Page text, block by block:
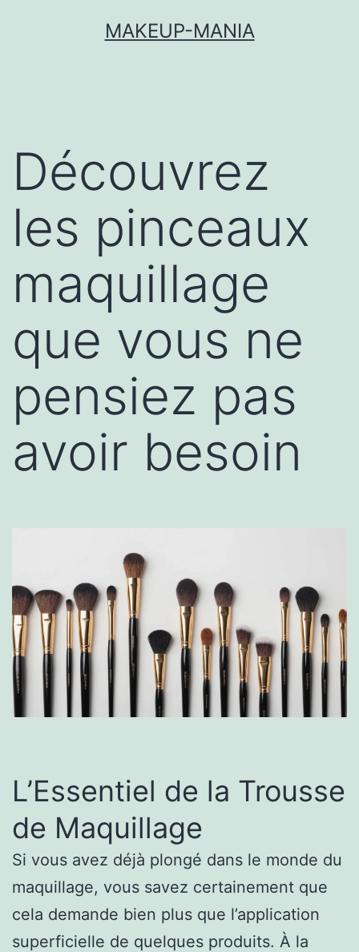
MAKEUP-MANIA
Découvrez
les pinceaux
maquillage
que vous ne
pensiez pas
avoir besoin
L’Essentiel de la Trousse
de Maquillage
Si vous avez déjà plongé dans le monde du
maquillage, vous savez certainement que
cela demande bien plus que l’application
superficielle de quelques produits. À la